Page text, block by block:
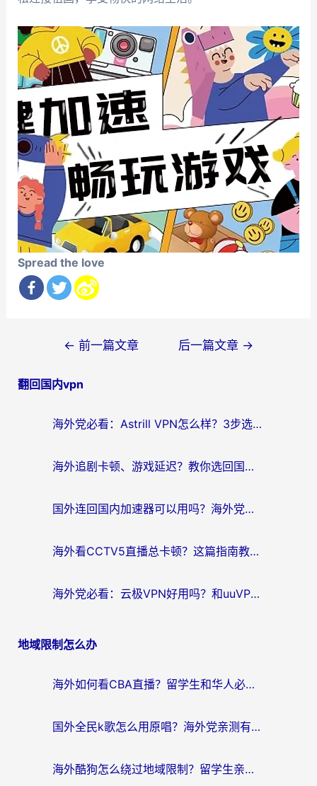
Spread the love
导
← 前一篇文章 后一篇文章 →
翻回国内vpn
海外党必看：Astrill VPN怎么样？3步选对回国加速器实现无缝刷剧玩游戏
海外追剧卡顿、游戏延迟？教你选回国加速器，附免费加速器试用一小时福利
国外连回国内加速器可以用吗？海外党亲测实用指南，解决追剧游戏卡顿难题
海外看CCTV5直播总卡顿？这篇指南教你选对回国加速器，无缝刷国内资源
海外党必看：云极VPN好用吗？和uuVPN对比哪个回国效果更好？附真实体验+避坑指南
地域限制怎么办
海外如何看CBA直播？留学生和华人必看的无卡顿观赛指南
国外全民k歌怎么用原唱？海外党亲测有效的回国加速解决方案
海外酷狗怎么绕过地域限制？留学生亲测有效的回国加速器选择指南